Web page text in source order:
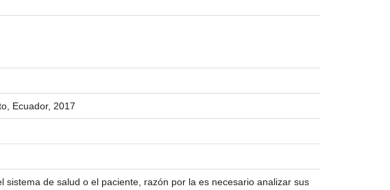
Ecuador, 2017
de salud o el paciente, razón por la es necesario analizar sus